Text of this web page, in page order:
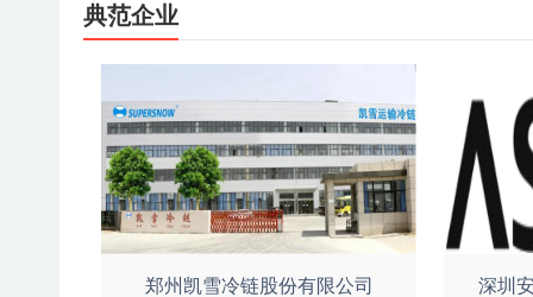
典范企业
郑州凯雪冷链股份有限公司 深圳